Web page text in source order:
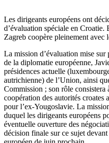
Les dirigeants européens ont
d’évaluation spéciale en Croatie.
Zagreb coopère pleinement avec
La mission d’évaluation mise
de la diplomatie européenne,
présidences actuelle
autrichienne) de l’Union, ainsi
Commission ; son rôle consistera
coopération des autorités
pour l’ex-Yougoslavie. La
duquel les dirigeants européens
éventuelle ouverture des
décision finale sur ce sujet